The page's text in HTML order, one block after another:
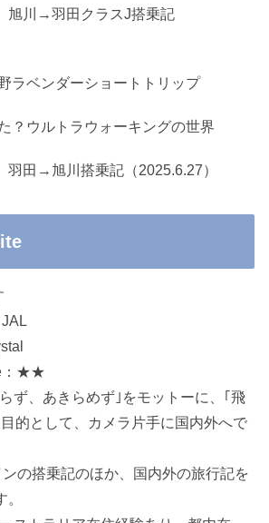
旭川→羽田クラスJ搭乗記
ラベンダーショートトリップ
？ウルトラウォーキングの世界
田→旭川搭乗記（2025.6.27）
：★★
ず、あきらめず｣をモットーに、｢飛
的として、カメラ片手に国内外へで
の搭乗記のほか、国内外の旅行記を